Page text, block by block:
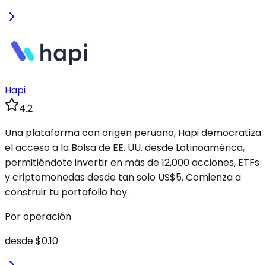
Hapi
4.2
Una plataforma con origen peruano, Hapi democratiza
el acceso a la Bolsa de EE. UU. desde Latinoamérica,
permitiéndote invertir en más de 12,000 acciones, ETFs
y criptomonedas desde tan solo US$5. Comienza a
construir tu portafolio hoy.
Por operación
desde$0.10